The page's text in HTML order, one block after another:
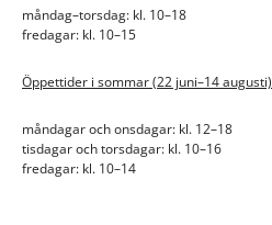
måndag–torsdag: kl. 10–18
fredagar: kl. 10–15
Öppettider i sommar (22 juni–14 augusti)
måndagar och onsdagar: kl. 12–18
tisdagar och torsdagar: kl. 10–16
fredagar: kl. 10–14